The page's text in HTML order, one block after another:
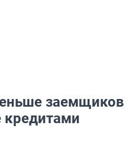
заемщиков
кредитами